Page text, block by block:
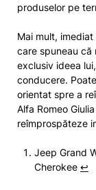
produselor pe
Mai mult,
care spuneau că
exclusiv ideea
conducere.
orientat spre a
Alfa Romeo
reîmprospăteze
Jeep Grand
Cherokee ↩︎